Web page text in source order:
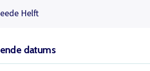
Helft
datums